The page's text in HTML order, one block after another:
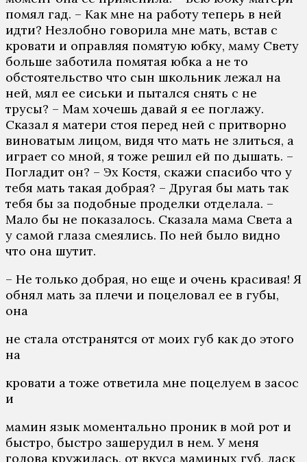
помял гад. – Как мне на работу теперь в ней
идти? Незлобно говорила мне мать, встав с
кровати и оправляя помятую юбку, маму Свету
больше заботила помятая юбка а не то
обстоятельство что сын школьник лежал на
ней, мял ее сиськи и пытался снять с не
трусы? – Мам хочешь давай я ее поглажу.
Сказал я матери стоя перед ней с притворно
виноватым лицом, видя что мать не злиться, а
играет со мной, я тоже решил ей по дышать. –
Погладит он? – Эх Костя, скажи спасибо что у
тебя мать такая добрая? – Другая бы мать так
тебя бы за подобные проделки отделала. –
Мало бы не показалось. Сказала мама Света а
у самой глаза смеялись. По ней было видно
что она шутит.
– Не только добрая, но еще и очень красивая! Я
обнял мать за плечи и поцеловал ее в губы,
она
не стала отстранятся от моих губ как до этого
на
кровати а тоже ответила мне поцелуем в засос
и
мамин язык моментально проник в мой рот и
быстро, быстро зашерудил в нем. У меня
голова кружилась, от вкуса маминых губ, ласк